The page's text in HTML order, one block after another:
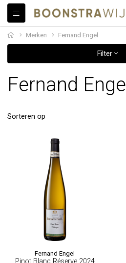
Merken Fernand Engel
Filter
Fernand Engel
Sorteren op
Fernand Engel
Pinot Blanc Réserve 2024